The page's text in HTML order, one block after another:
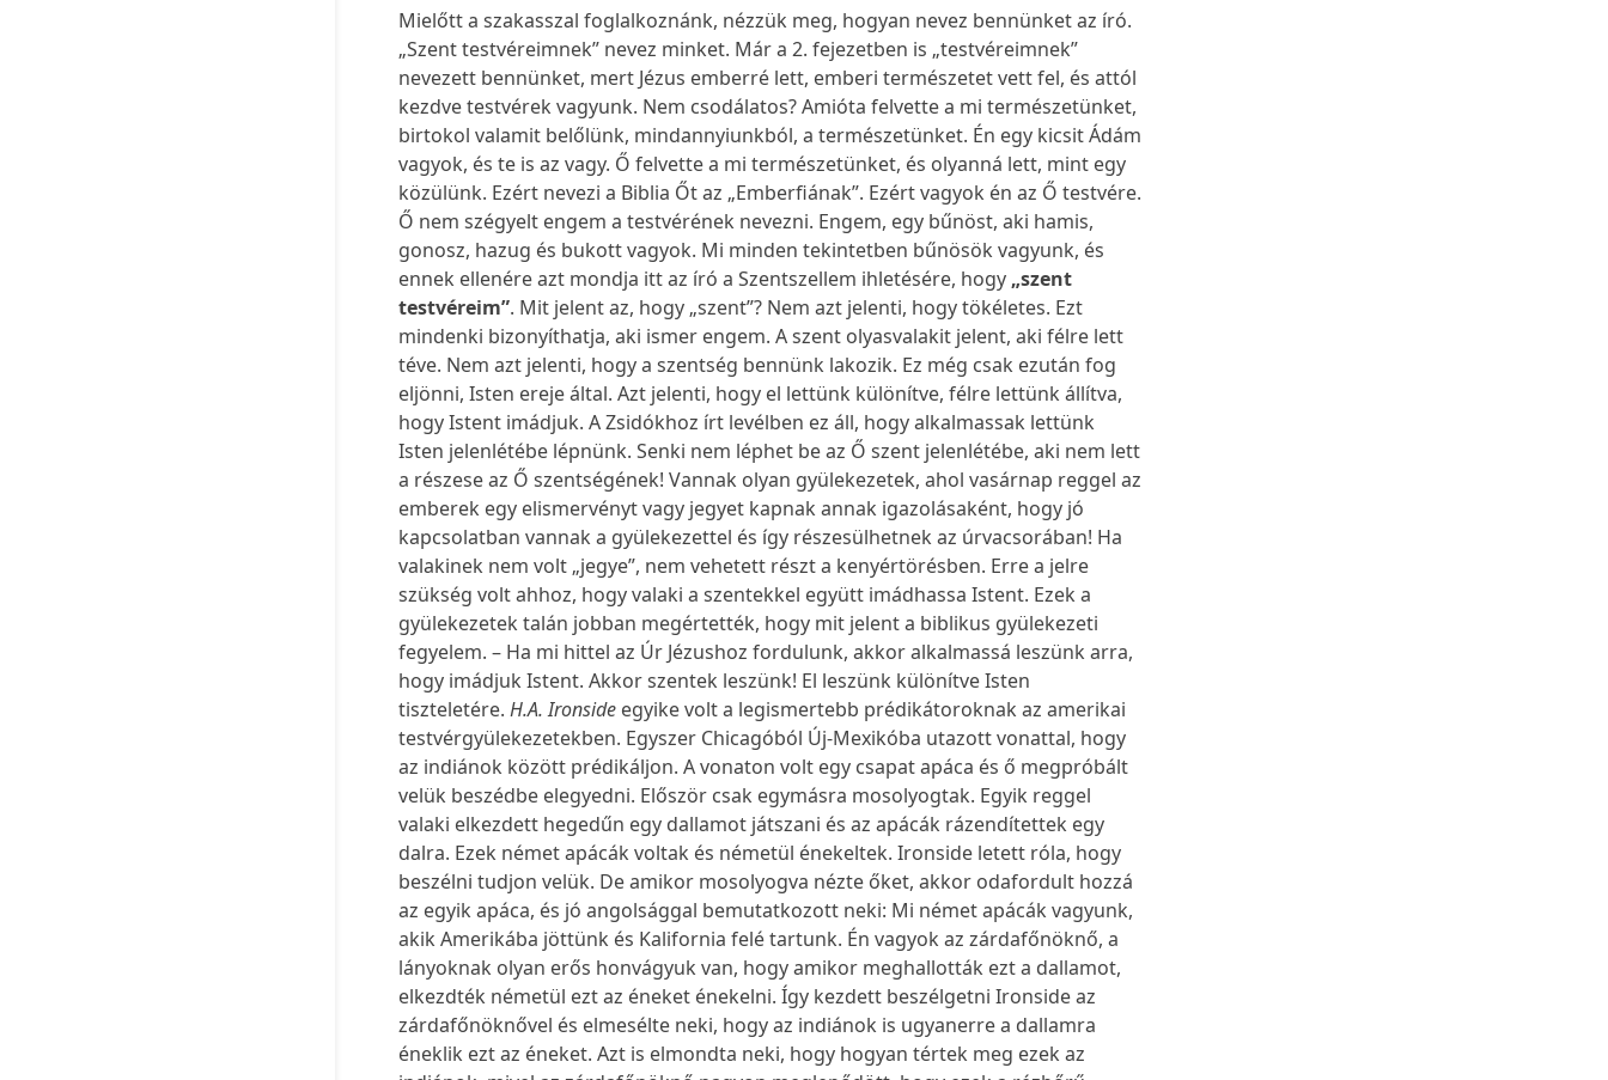
Mielőtt a szakasszal foglalkoznánk, nézzük meg, hogyan nevez bennünket az író.
„Szent testvéreimnek” nevez minket. Már a 2. fejezetben is „testvéreimnek”
nevezett bennünket, mert Jézus emberré lett, emberi természetet vett fel, és attól
kezdve testvérek vagyunk. Nem csodálatos? Amióta felvette a mi természetünket,
birtokol valamit belőlünk, mindannyiunkból, a természetünket. Én egy kicsit Ádám
vagyok, és te is az vagy. Ő felvette a mi természetünket, és olyanná lett, mint egy
közülünk. Ezért nevezi a Biblia Őt az „Emberfiának”. Ezért vagyok én az Ő testvére.
Ő nem szégyelt engem a testvérének nevezni. Engem, egy bűnöst, aki hamis,
gonosz, hazug és bukott vagyok. Mi minden tekintetben bűnösök vagyunk, és
ennek ellenére azt mondja itt az író a Szentszellem ihletésére, hogy „szent
testvéreim”. Mit jelent az, hogy „szent”? Nem azt jelenti, hogy tökéletes. Ezt
mindenki bizonyíthatja, aki ismer engem. A szent olyasvalakit jelent, aki félre lett
téve. Nem azt jelenti, hogy a szentség bennünk lakozik. Ez még csak ezután fog
eljönni, Isten ereje által. Azt jelenti, hogy el lettünk különítve, félre lettünk állítva,
hogy Istent imádjuk. A Zsidókhoz írt levélben ez áll, hogy alkalmassak lettünk
Isten jelenlétébe lépnünk. Senki nem léphet be az Ő szent jelenlétébe, aki nem lett
a részese az Ő szentségének! Vannak olyan gyülekezetek, ahol vasárnap reggel az
emberek egy elismervényt vagy jegyet kapnak annak igazolásaként, hogy jó
kapcsolatban vannak a gyülekezettel és így részesülhetnek az úrvacsorában! Ha
valakinek nem volt „jegye”, nem vehetett részt a kenyértörésben. Erre a jelre
szükség volt ahhoz, hogy valaki a szentekkel együtt imádhassa Istent. Ezek a
gyülekezetek talán jobban megértették, hogy mit jelent a biblikus gyülekezeti
fegyelem. – Ha mi hittel az Úr Jézushoz fordulunk, akkor alkalmassá leszünk arra,
hogy imádjuk Istent. Akkor szentek leszünk! El leszünk különítve Isten
tiszteletére.H.A. Ironside egyike volt a legismertebb prédikátoroknak az amerikai
testvérgyülekezetekben. Egyszer Chicagóból Új-Mexikóba utazott vonattal, hogy
az indiánok között prédikáljon. A vonaton volt egy csapat apáca és ő megpróbált
velük beszédbe elegyedni. Először csak egymásra mosolyogtak. Egyik reggel
valaki elkezdett hegedűn egy dallamot játszani és az apácák rázendítettek egy
dalra. Ezek német apácák voltak és németül énekeltek. Ironside letett róla, hogy
beszélni tudjon velük. De amikor mosolyogva nézte őket, akkor odafordult hozzá
az egyik apáca, és jó angolsággal bemutatkozott neki: Mi német apácák vagyunk,
akik Amerikába jöttünk és Kalifornia felé tartunk. Én vagyok az zárdafőnöknő, a
lányoknak olyan erős honvágyuk van, hogy amikor meghallották ezt a dallamot,
elkezdték németül ezt az éneket énekelni. Így kezdett beszélgetni Ironside az
zárdafőnöknővel és elmesélte neki, hogy az indiánok is ugyanerre a dallamra
éneklik ezt az éneket. Azt is elmondta neki, hogy hogyan tértek meg ezek az